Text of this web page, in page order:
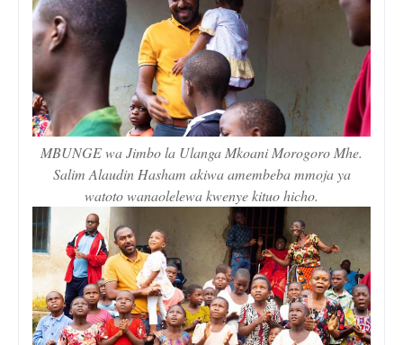
MBUNGE wa Jimbo la Ulanga Mkoani Morogoro Mhe.
Salim Alaudin Hasham akiwa amembeba mmoja ya
watoto wanaolelewa kwenye kituo hicho.